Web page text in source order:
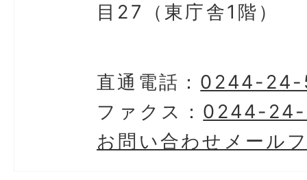
目27（東庁舎1階）
直通電話： 0244-24-
ファクス： 0244-
お問い合わせメール